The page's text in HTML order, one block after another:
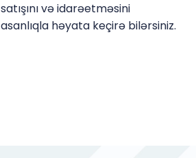
satışını və idarəetməsini
asanlıqla həyata keçirə bilərsiniz.